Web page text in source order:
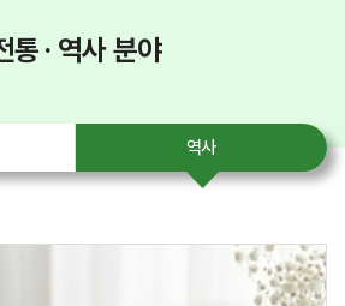
통 · 역사 분야
역사